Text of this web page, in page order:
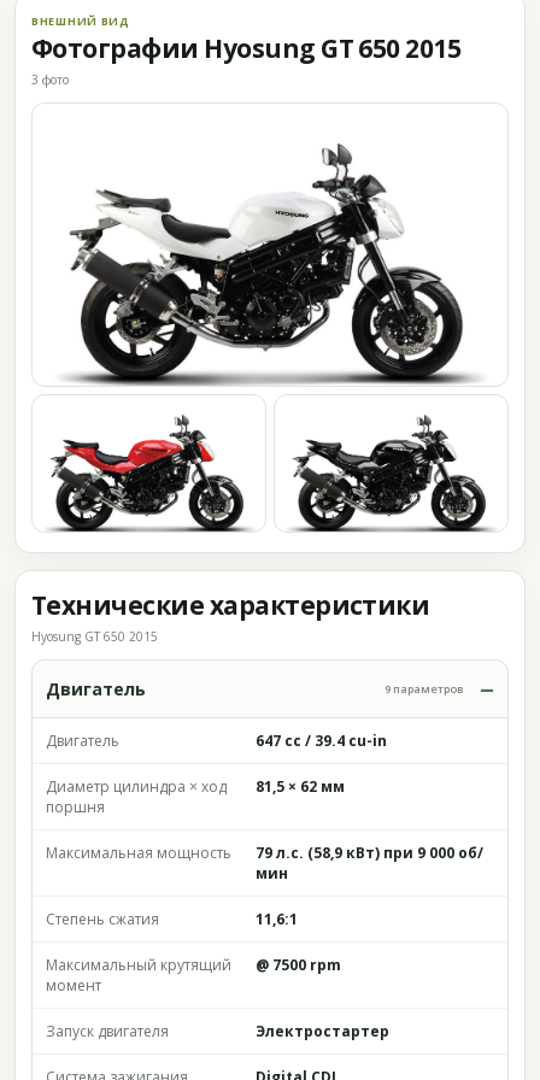
ВНЕШНИЙ ВИД
Фотографии Hyosung GT 650 2015
3 фото
Технические характеристики
Hyosung GT 650 2015
Двигатель 9 параметров
Двигатель 647 cc / 39.4 cu-in
Диаметр цилиндра × ход
поршня
81,5 × 62 мм
Максимальная мощность
79 л.с. (58,9 кВт) при 9 000 об/
мин
Степень сжатия 11,6:1
Максимальный крутящий
момент
@ 7500 rpm
Запуск двигателя Электростартер